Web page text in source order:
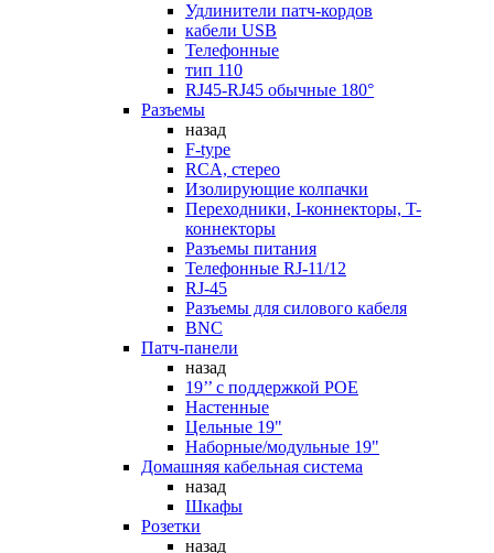
Удлинители патч-кордов
кабели USB
Телефонные
тип 110
RJ45-RJ45 обычные 180°
Разъемы
назад
F-type
RCA, стерео
Изолирующие колпачки
Переходники, I-коннекторы, T-
коннекторы
Разъемы питания
Телефонные RJ-11/12
RJ-45
Разъемы для силового кабеля
BNC
Патч-панели
назад
19’’ с поддержкой POE
Настенные
Цельные 19"
Наборные/модульные 19"
Домашняя кабельная система
назад
Шкафы
Розетки
назад